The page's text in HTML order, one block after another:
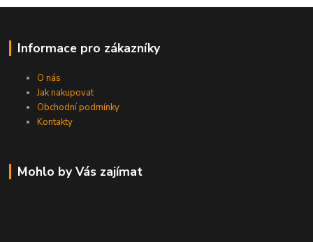
Informace pro zákazníky
O nás
Jak nakupovat
Obchodní podmínky
Kontakty
Mohlo by Vás zajímat